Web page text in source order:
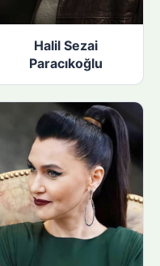
Halil Sezai
Paracıkoğlu